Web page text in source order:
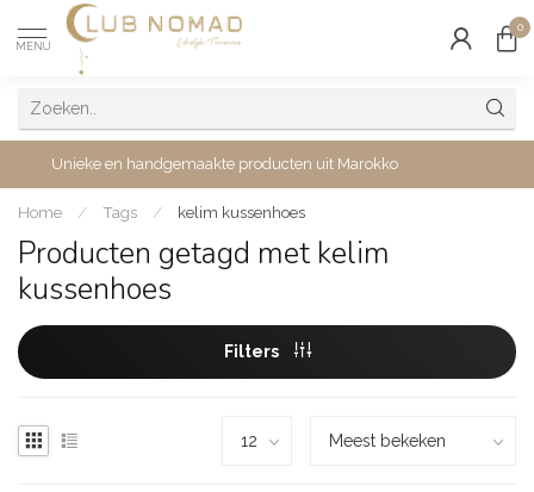
MENU
0
Unieke en handgemaakte producten uit Marokko
Home / Tags / kelim kussenhoes
Producten getagd met kelim
kussenhoes
Filters